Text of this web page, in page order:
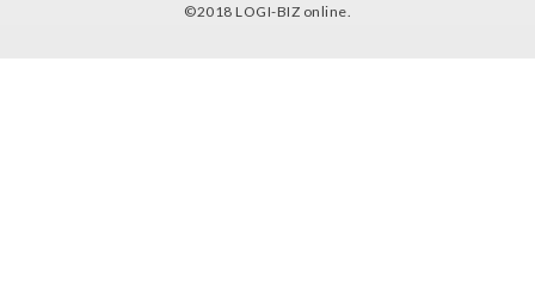
©2018 LOGI-BIZ online.